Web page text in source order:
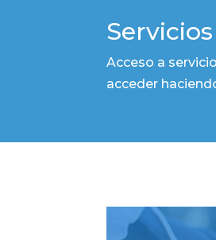
Acceso a
acceder